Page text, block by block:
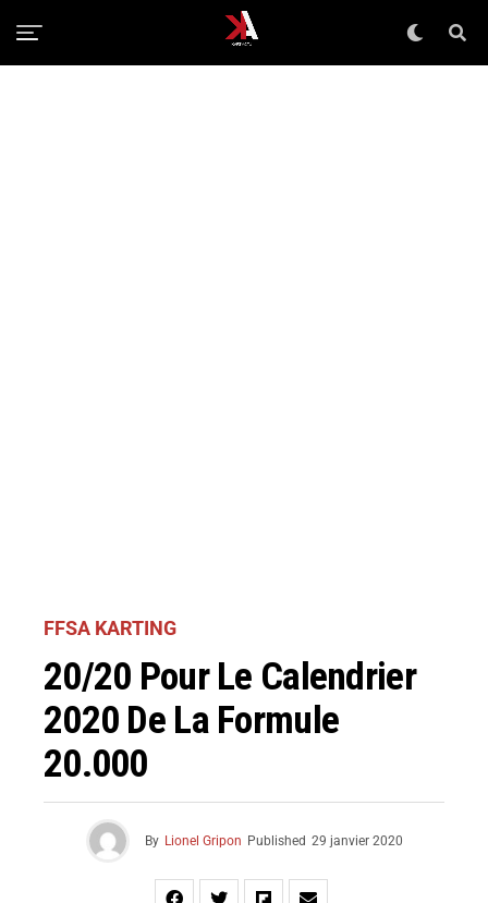
FFSA KARTING
20/20 Pour Le Calendrier
2020 De La Formule
20.000
By Lionel Gripon Published 29 janvier 2020